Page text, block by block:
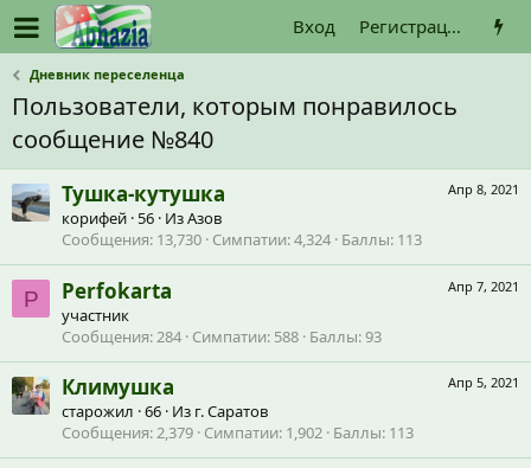
Вход Регистрация
Дневник переселенца
Пользователи, которым понравилось
сообщение №840
Апр 8, 2021
Тушка-кутушка
корифей · 56 · ИзАзов
Сообщения 13,730 Симпатии 4,324 Баллы 113
P
Апр 7, 2021
Perfokarta
участник
Сообщения 284 Симпатии 588 Баллы 93
Апр 5, 2021
Климушка
старожил ·66 · Из г. Саратов
Сообщения 2,379 Симпатии 1,902 Баллы 113